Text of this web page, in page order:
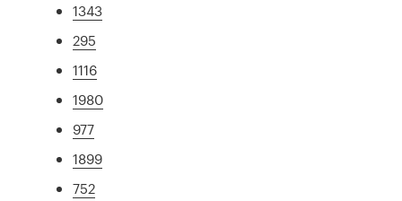
1343
295
1116
1980
977
1899
752